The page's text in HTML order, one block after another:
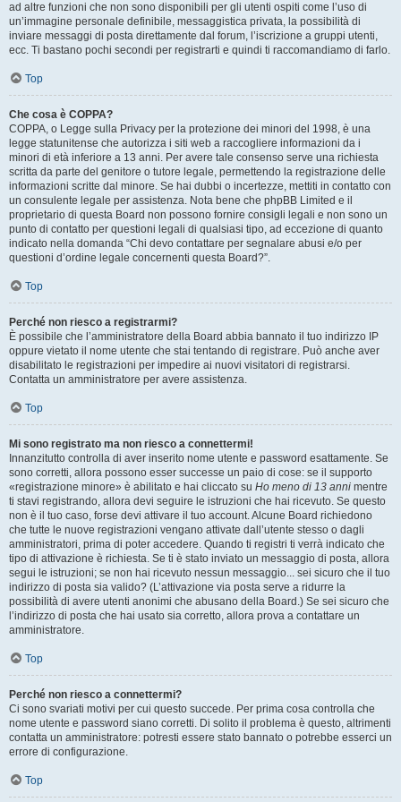
ad altre funzioni che non sono disponibili per gli utenti ospiti come l’uso di
un’immagine personale definibile, messaggistica privata, la possibilità di
inviare messaggi di posta direttamente dal forum, l’iscrizione a gruppi utenti,
ecc. Ti bastano pochi secondi per registrarti e quindi ti raccomandiamo di farlo.
Top
Che cosa è COPPA?
COPPA, o Legge sulla Privacy per la protezione dei minori del 1998, è una
legge statunitense che autorizza i siti web a raccogliere informazioni da i
minori di età inferiore a 13 anni. Per avere tale consenso serve una richiesta
scritta da parte del genitore o tutore legale, permettendo la registrazione delle
informazioni scritte dal minore. Se hai dubbi o incertezze, mettiti in contatto con
un consulente legale per assistenza. Nota bene che phpBB Limited e il
proprietario di questa Board non possono fornire consigli legali e non sono un
punto di contatto per questioni legali di qualsiasi tipo, ad eccezione di quanto
indicato nella domanda “Chi devo contattare per segnalare abusi e/o per
questioni d’ordine legale concernenti questa Board?”.
Top
Perché non riesco a registrarmi?
È possibile che l’amministratore della Board abbia bannato il tuo indirizzo IP
oppure vietato il nome utente che stai tentando di registrare. Può anche aver
disabilitato le registrazioni per impedire ai nuovi visitatori di registrarsi.
Contatta un amministratore per avere assistenza.
Top
Mi sono registrato ma non riesco a connettermi!
Innanzitutto controlla di aver inserito nome utente e password esattamente. Se
sono corretti, allora possono esser successe un paio di cose: se il supporto
«registrazione minore» è abilitato e hai cliccato su Ho meno di 13 anni mentre
ti stavi registrando, allora devi seguire le istruzioni che hai ricevuto. Se questo
non è il tuo caso, forse devi attivare il tuo account. Alcune Board richiedono
che tutte le nuove registrazioni vengano attivate dall’utente stesso o dagli
amministratori, prima di poter accedere. Quando ti registri ti verrà indicato che
tipo di attivazione è richiesta. Se ti è stato inviato un messaggio di posta, allora
segui le istruzioni; se non hai ricevuto nessun messaggio... sei sicuro che il tuo
indirizzo di posta sia valido? (L’attivazione via posta serve a ridurre la
possibilità di avere utenti anonimi che abusano della Board.) Se sei sicuro che
l’indirizzo di posta che hai usato sia corretto, allora prova a contattare un
amministratore.
Top
Perché non riesco a connettermi?
Ci sono svariati motivi per cui questo succede. Per prima cosa controlla che
nome utente e password siano corretti. Di solito il problema è questo, altrimenti
contatta un amministratore: potresti essere stato bannato o potrebbe esserci un
errore di configurazione.
Top